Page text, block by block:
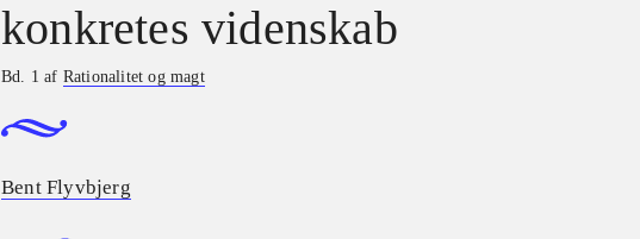
konkretes videnskab
Bd. 1 af Rationalitet og magt
Bent Flyvbjerg